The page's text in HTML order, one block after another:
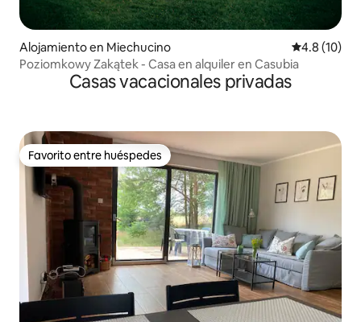
Alojamiento en Miechucino Calificación
4.8 (10)
Poziomkowy Zakątek - Casa en alquiler en Casubia
Casas vacacionales privadas
Favorito entre huéspedes
Favorito entre huéspedes